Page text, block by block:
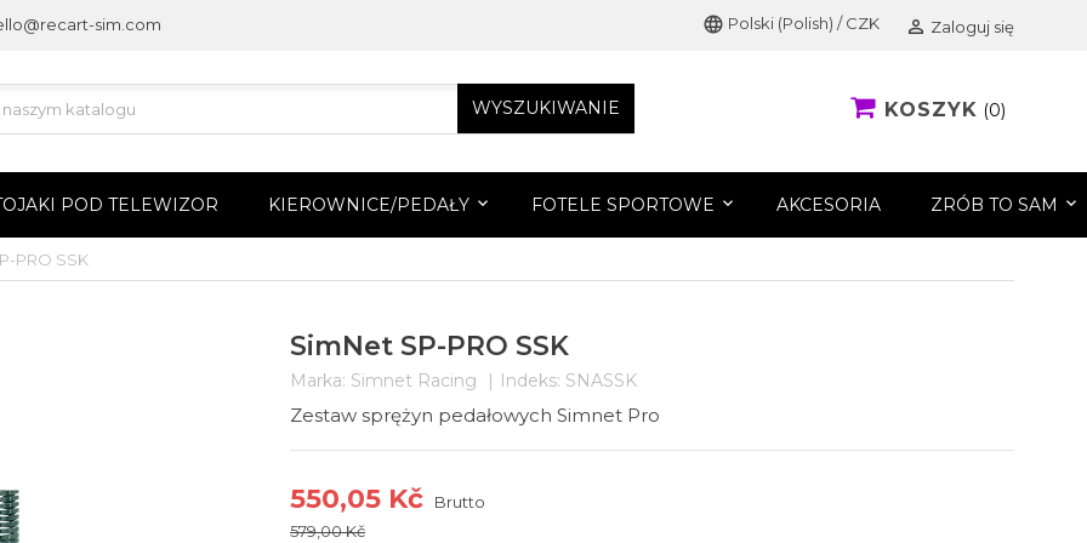
sim.com language Polski (Polish) / CZK  Zaloguj się
WYSZUKIWANIE KOSZYK 0
POD TELEWIZOR KIEROWNICE/PEDAŁY FOTELE SPORTOWE AKCESORIA ZRÓB TO SAM
PRO SSK
SimNet SP-PRO SSK
Marka: Simnet Racing Indeks: SNASSK
Zestaw sprężyn pedałowych Simnet Pro
550,05 Kč
Brutto
579,00 Kč